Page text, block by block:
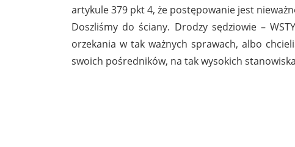
artykule 379 pkt 4, że postępowanie jest
Doszliśmy do ściany. Drodzy sędziowie –
orzekania w tak ważnych sprawach, albo
swoich pośredników, na tak wysokich